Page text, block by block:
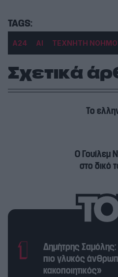
A24 AI ΤΕΧΝΗΤΗ
Σχετικά
Το
Ο Γουίλεμ
στο δικό
Δημήτρης Σαμόλης:
πιο γλυκός
κακοποιητικός»